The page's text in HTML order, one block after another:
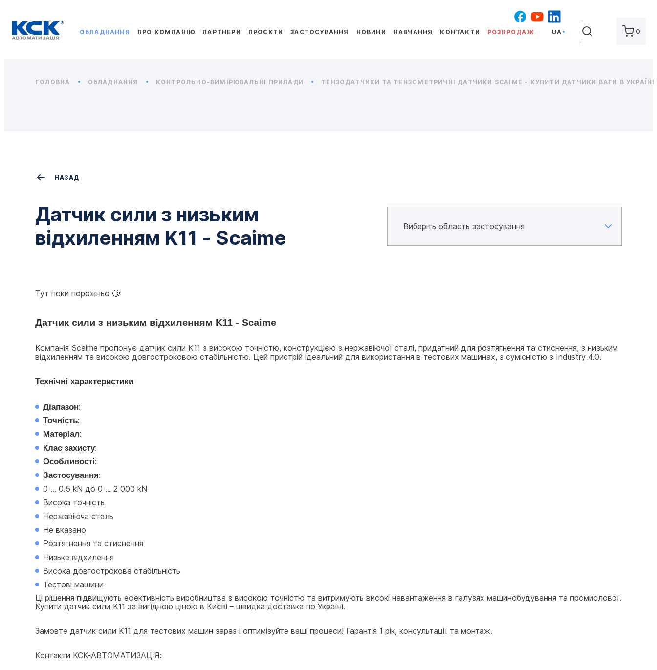
ОБЛАДНАННЯ ПРО КОМПАНІЮ ПАРТНЕРИ ПРОЄКТИ ЗАСТОСУВАННЯ НОВИНИ НАВЧАННЯ КОНТАКТИ РОЗПРОДАЖ UA ШУКАТИ 0
ГОЛОВНА ОБЛАДНАННЯ КОНТРОЛЬНО-ВИМІРЮВАЛЬНІ ПРИЛАДИ ТЕНЗОДАТЧИКИ ТА ТЕНЗОМЕТРИЧНІ ДАТЧИКИ SCAIME - КУПИТИ ДАТЧИКИ ВАГИ В
НАЗАД
Датчик сили з низьким
відхиленням K11 - Scaime
Тут поки порожньо 🙄
Датчик сили з низьким відхиленням K11 - Scaime
Компанія Scaime пропонує датчик сили K11 з високою точністю, конструкцією з нержавіючої сталі, придатний для розтягнення та стиснення, з низьким
відхиленням та високою довгостроковою стабільністю. Цей пристрій ідеальний для використання в тестових машинах, з сумісністю з Industry 4.0.
Технічні характеристики
Діапазон:
Точність:
Матеріал:
Клас захисту:
Особливості:
Застосування:
0 ... 0.5 kN до 0 ... 2 000 kN
Висока точність
Нержавіюча сталь
Не вказано
Розтягнення та стиснення
Низьке відхилення
Висока довгострокова стабільність
Тестові машини
Ці рішення підвищують ефективність виробництва з високою точністю та витримують високі навантаження в галузях машинобудування та промислової.
Купити датчик сили K11 за вигідною ціною в Києві – швидка доставка по Україні.
Замовте датчик сили K11 для тестових машин зараз і оптимізуйте ваші процеси! Гарантія 1 рік, консультації та монтаж.
Контакти КСК-АВТОМАТИЗАЦІЯ: